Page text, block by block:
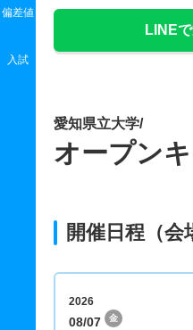
LINE
偏差値
入試
愛知県立大学/
オープン
開催日程（会
2026
08/07 金